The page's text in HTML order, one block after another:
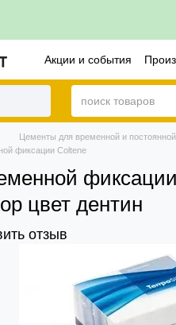
Акции и события
Цементы для временной и
фиксации Coltene
цвет дентин
отзыв